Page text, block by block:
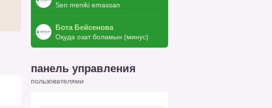
Sen meniki emassan
Бота Бейсенова
Оқуда озат боламын (минус)
панель управления
пользователями